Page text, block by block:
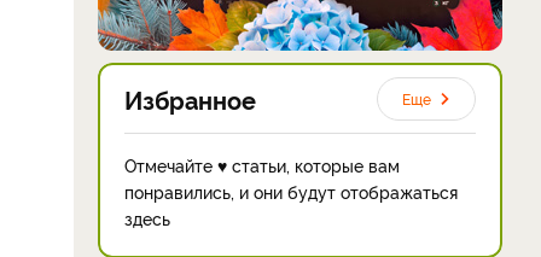
Избранное Еще
Отмечайте ♥ статьи, которые вам
понравились, и они будут отображаться
здесь